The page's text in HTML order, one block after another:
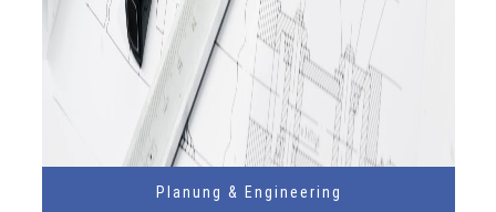
Planung & Engineering